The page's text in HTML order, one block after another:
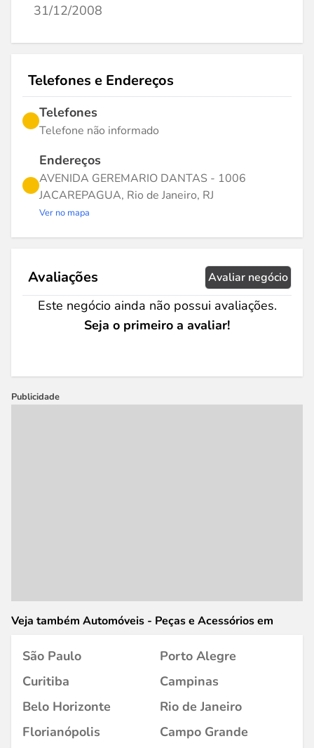
31/12/2008
Telefones e Endereços
Telefones
Telefone não informado
Endereços
AVENIDA GEREMARIO DANTAS - 1006
JACAREPAGUA, Rio de Janeiro, RJ
Ver no mapa
Avaliações Avaliar negócio
Este negócio ainda não possui avaliações.
Seja o primeiro a avaliar!
Publicidade
Veja também Automóveis - Peças e Acessórios em
São Paulo
Porto Alegre
Curitiba
Campinas
Belo Horizonte
Rio de Janeiro
Florianópolis
Campo Grande